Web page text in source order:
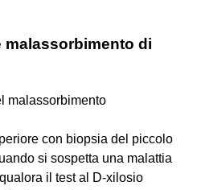
malassorbimento di
malassorbimento
con biopsia del piccolo
si sospetta una malattia
il test al D-xilosio